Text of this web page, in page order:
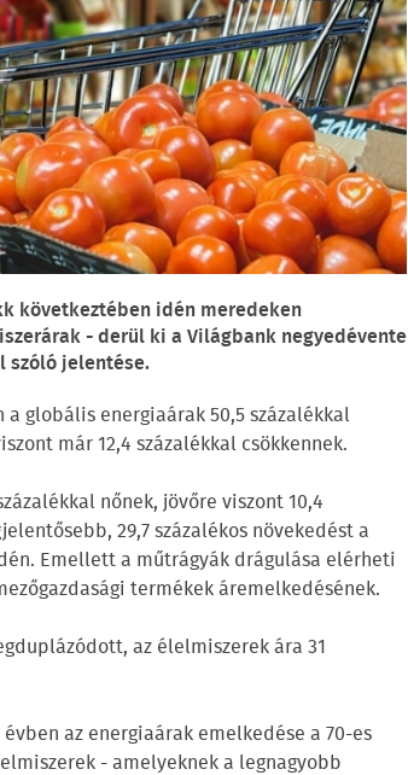
következtében idén meredeken
- derül ki a Világbank negyedévente
jelentése.
globális energiaárak 50,5 százalékkal
már 12,4 százalékkal csökkennek.
nőnek, jövőre viszont 10,4
29,7 százalékos növekedést a
Emellett a műtrágyák drágulása elérheti
termékek áremelkedésének.
az élelmiszerek ára 31
az energiaárak emelkedése a 70-es
- amelyeknek a legnagyobb